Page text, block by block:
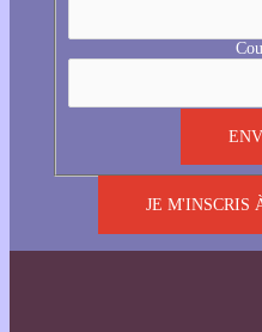
JE M'INSCRIS